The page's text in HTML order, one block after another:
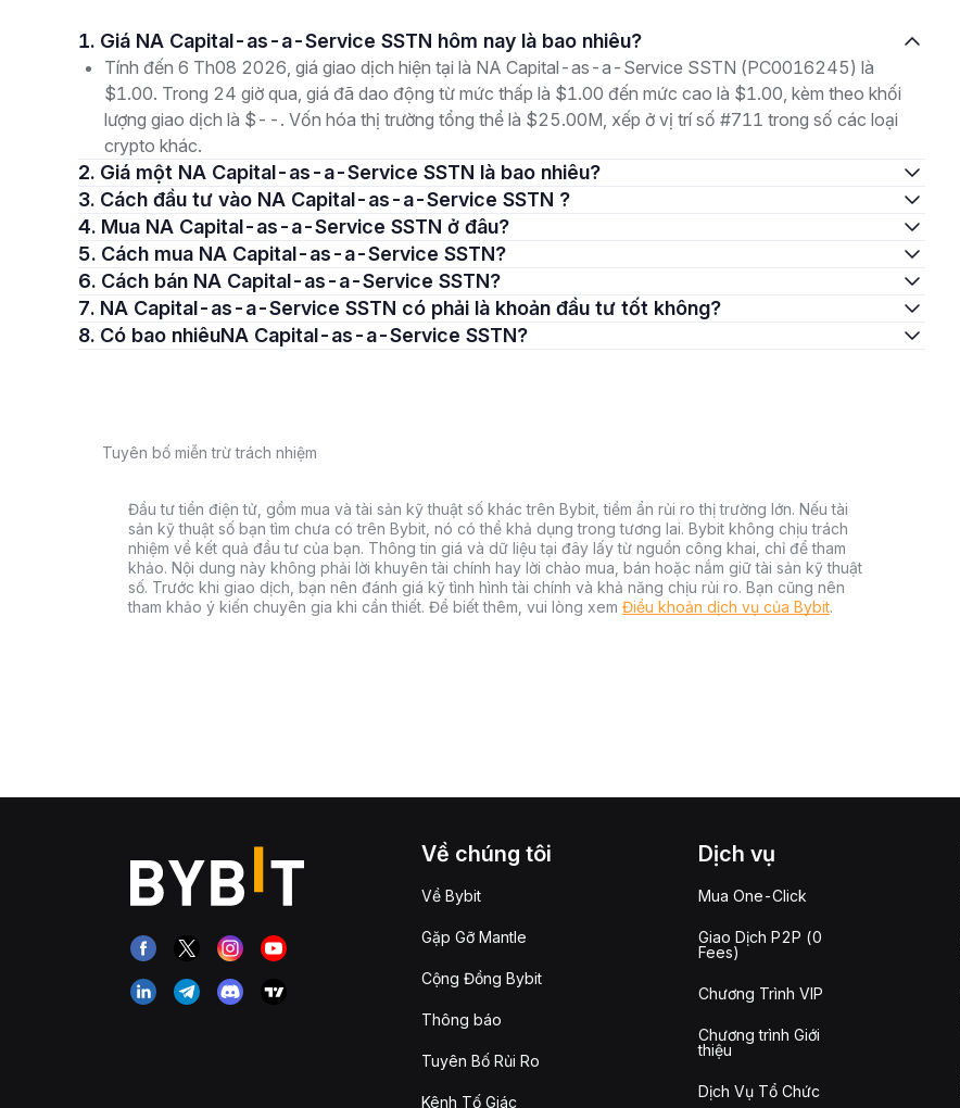
1. Giá NA Capital-as-a-Service SSTN hôm nay là bao nhiêu?
Tính đến 6 Th08 2026, giá giao dịch hiện tại là NA Capital-as-a-Service SSTN (PC0016245) là
$1.00. Trong 24 giờ qua, giá đã dao động từ mức thấp là $1.00 đến mức cao là $1.00, kèm theo khối
lượng giao dịch là $--. Vốn hóa thị trường tổng thể là $25.00M, xếp ở vị trí số #711 trong số các loại
crypto khác.
2. Giá một NA Capital-as-a-Service SSTN là bao nhiêu?
3. Cách đầu tư vào NA Capital-as-a-Service SSTN ?
4. Mua NA Capital-as-a-Service SSTN ở đâu?
5. Cách mua NA Capital-as-a-Service SSTN?
6. Cách bán NA Capital-as-a-Service SSTN?
7. NA Capital-as-a-Service SSTN có phải là khoản đầu tư tốt không?
8. Có bao nhiêuNA Capital-as-a-Service SSTN?
Tuyên bố miễn trừ trách nhiệm
Đầu tư tiền điện tử, gồm mua và tài sản kỹ thuật số khác trên Bybit, tiềm ẩn rủi ro thị trường lớn. Nếu tài
sản kỹ thuật số bạn tìm chưa có trên Bybit, nó có thể khả dụng trong tương lai. Bybit không chịu trách
nhiệm về kết quả đầu tư của bạn. Thông tin giá và dữ liệu tại đây lấy từ nguồn công khai, chỉ để tham
khảo. Nội dung này không phải lời khuyên tài chính hay lời chào mua, bán hoặc nắm giữ tài sản kỹ thuật
số. Trước khi giao dịch, bạn nên đánh giá kỹ tình hình tài chính và khả năng chịu rủi ro. Bạn cũng nên
tham khảo ý kiến chuyên gia khi cần thiết. Để biết thêm, vui lòng xem Điều khoản dịch vụ của Bybit.
Về chúng tôi
Về Bybit
Gặp Gỡ Mantle
Cộng Đồng Bybit
Thông báo
Tuyên Bố Rủi Ro
Kênh Tố Giác
Dịch vụ
Mua One-Click
Giao Dịch P2P (0
Fees)
Chương Trình VIP
Chương trình Giới
thiệu
Dịch Vụ Tổ Chức